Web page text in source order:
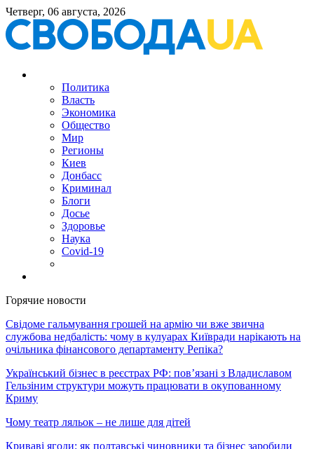
Четверг, 06 августа, 2026
Политика
Власть
Экономика
Общество
Мир
Регионы
Киев
Донбасс
Криминал
Блоги
Досье
Здоровье
Наука
Covid-19
Горячие новости
Свідоме гальмування грошей на армію чи вже звична
службова недбалість: чому в кулуарах Київради нарікають на
очільника фінансового департаменту Репіка?
Український бізнес в реєстрах РФ: пов’язані з Владиславом
Гельзіним структури можуть працювати в окупованному
Криму
Чому театр ляльок – не лише для дітей
Криваві ягоди: як полтавські чиновники та бізнес заробили